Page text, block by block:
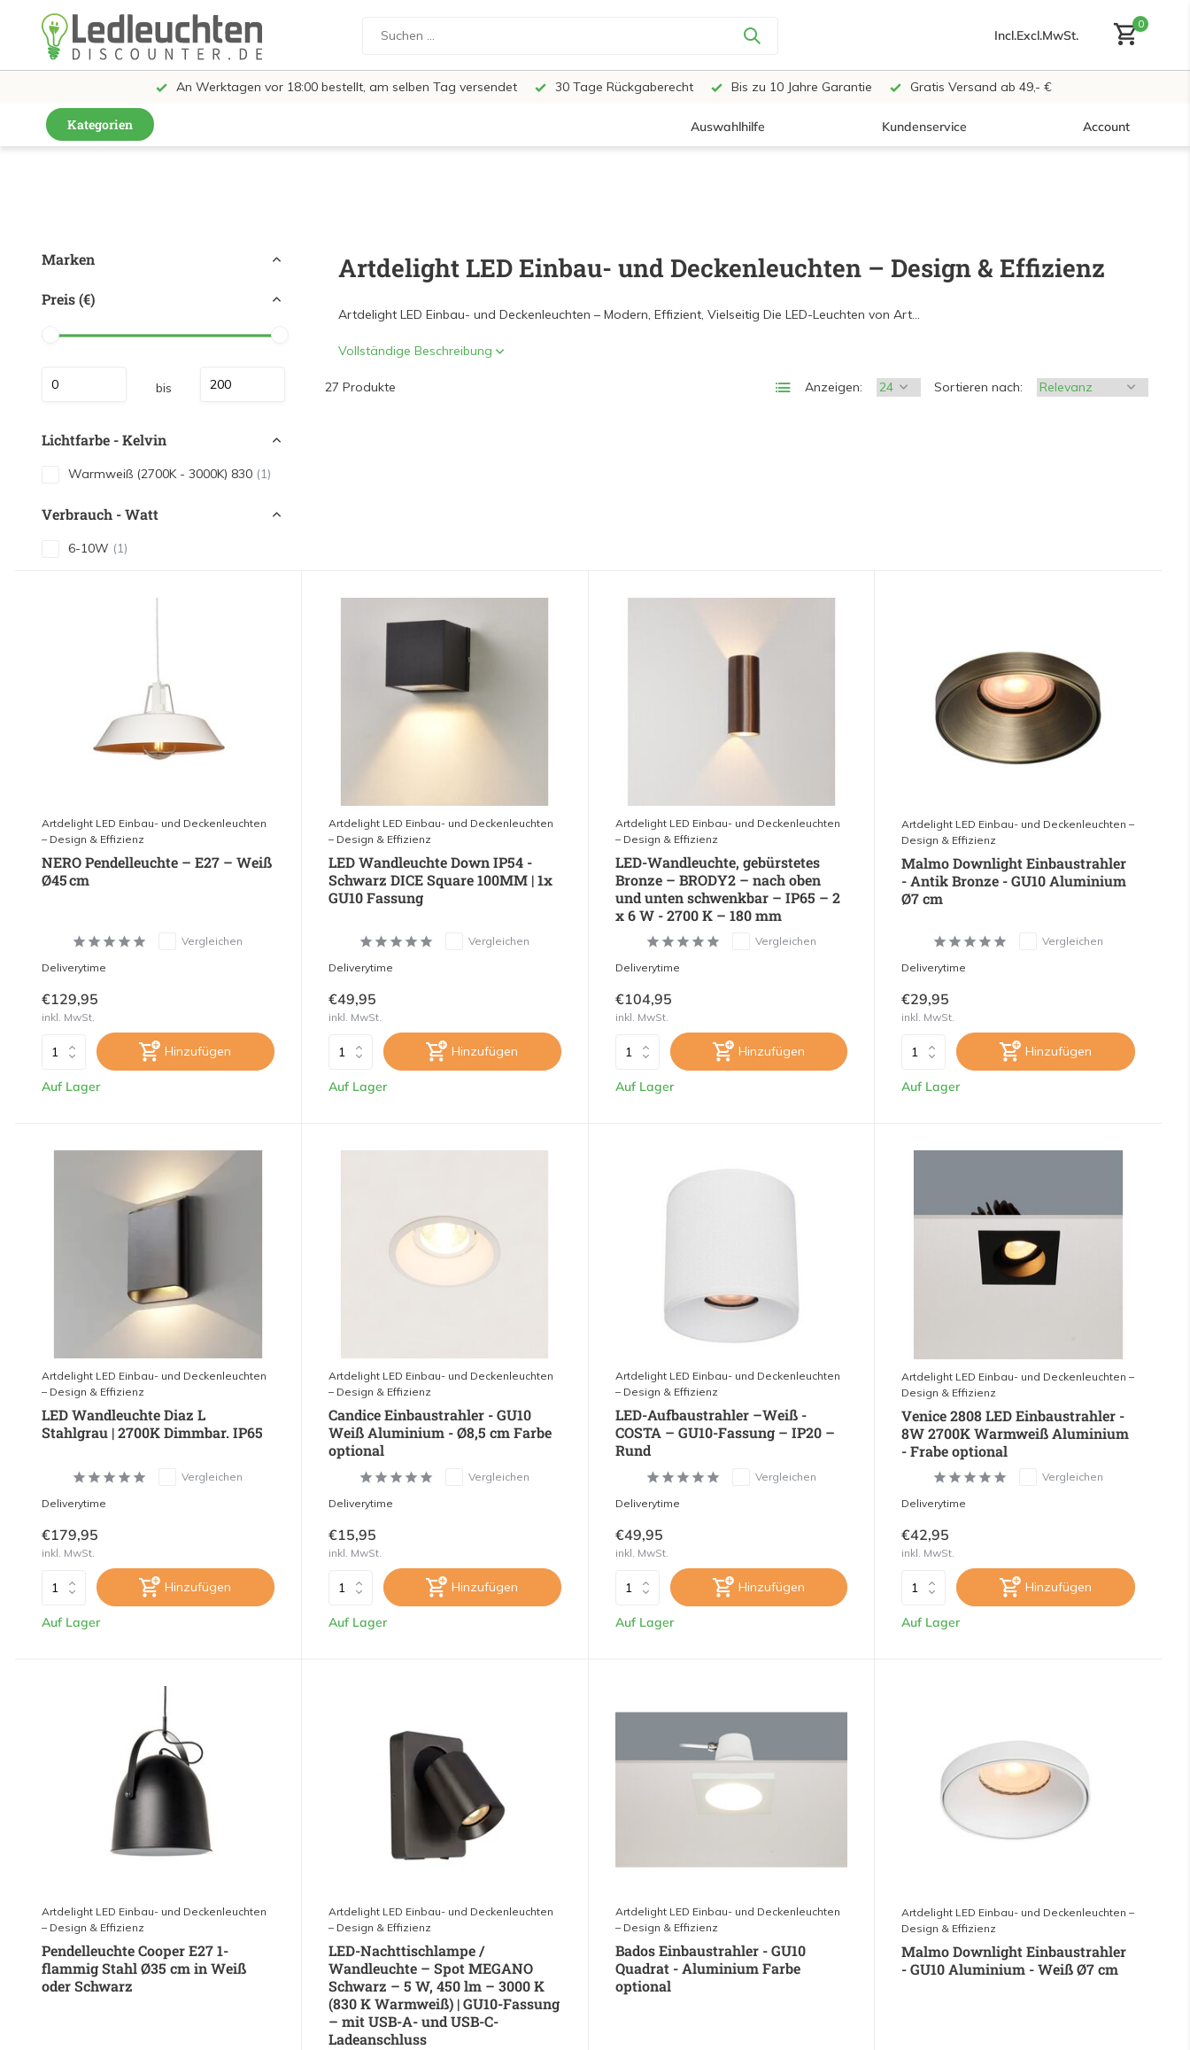
Incl.Excl.MwSt.
0
An Werktagen vor 18:00 bestellt, am selben Tag versendet 30 Tage Rückgaberecht Bis zu 10 Jahre Garantie Gratis Versand ab 49,- €
Kategorien Auswahlhilfe Kundenservice Account
Feuchtraumleuchten IP65
Außenleuchten
LED Hallenstrahler
LED Leuchtbänder
Marken
Preis (€)
bis
Lichtfarbe - Kelvin
Warmweiß (2700K - 3000K) 830 (1)
Verbrauch - Watt
6-10W (1)
Artdelight LED Einbau- und Deckenleuchten – Design & Effizienz
Artdelight LED Einbau- und Deckenleuchten – Modern, Effizient, Vielseitig Die LED-Leuchten von Art...
Vollständige Beschreibung
27 Produkte Anzeigen: Sortieren nach:
Artdelight LED Einbau- und Deckenleuchten
– Design & Effizienz
NERO Pendelleuchte – E27 – Weiß
Ø45 cm
Vergleichen
Deliverytime
€129,95
inkl. MwSt.
Hinzufügen
Auf Lager
Artdelight LED Einbau- und Deckenleuchten
– Design & Effizienz
LED Wandleuchte Down IP54 -
Schwarz DICE Square 100MM | 1x
GU10 Fassung
Vergleichen
Deliverytime
€49,95
inkl. MwSt.
Hinzufügen
Auf Lager
Artdelight LED Einbau- und Deckenleuchten
– Design & Effizienz
LED-Wandleuchte, gebürstetes
Bronze – BRODY2 – nach oben
und unten schwenkbar – IP65 – 2
x 6 W - 2700 K – 180 mm
Vergleichen
Deliverytime
€104,95
inkl. MwSt.
Hinzufügen
Auf Lager
Artdelight LED Einbau- und Deckenleuchten –
Design & Effizienz
Malmo Downlight Einbaustrahler
- Antik Bronze - GU10 Aluminium
Ø7 cm
Vergleichen
Deliverytime
€29,95
inkl. MwSt.
Hinzufügen
Auf Lager
Artdelight LED Einbau- und Deckenleuchten
– Design & Effizienz
LED Wandleuchte Diaz L
Stahlgrau | 2700K Dimmbar. IP65
Vergleichen
Deliverytime
€179,95
inkl. MwSt.
Hinzufügen
Auf Lager
Artdelight LED Einbau- und Deckenleuchten
– Design & Effizienz
Candice Einbaustrahler - GU10
Weiß Aluminium - Ø8,5 cm Farbe
optional
Vergleichen
Deliverytime
€15,95
inkl. MwSt.
Hinzufügen
Auf Lager
Artdelight LED Einbau- und Deckenleuchten
– Design & Effizienz
LED-Aufbaustrahler –Weiß -
COSTA – GU10-Fassung – IP20 –
Rund
Vergleichen
Deliverytime
€49,95
inkl. MwSt.
Hinzufügen
Auf Lager
Artdelight LED Einbau- und Deckenleuchten –
Design & Effizienz
Venice 2808 LED Einbaustrahler -
8W 2700K Warmweiß Aluminium
- Frabe optional
Vergleichen
Deliverytime
€42,95
inkl. MwSt.
Hinzufügen
Auf Lager
Artdelight LED Einbau- und Deckenleuchten
– Design & Effizienz
Pendelleuchte Cooper E27 1-
flammig Stahl Ø35 cm in Weiß
oder Schwarz
Artdelight LED Einbau- und Deckenleuchten
– Design & Effizienz
LED-Nachttischlampe /
Wandleuchte – Spot MEGANO
Schwarz – 5 W, 450 lm – 3000 K
(830 K Warmweiß) | GU10-Fassung
– mit USB-A- und USB-C-
Ladeanschluss
Artdelight LED Einbau- und Deckenleuchten
– Design & Effizienz
Bados Einbaustrahler - GU10
Quadrat - Aluminium Farbe
optional
Artdelight LED Einbau- und Deckenleuchten –
Design & Effizienz
Malmo Downlight Einbaustrahler
- GU10 Aluminium - Weiß Ø7 cm